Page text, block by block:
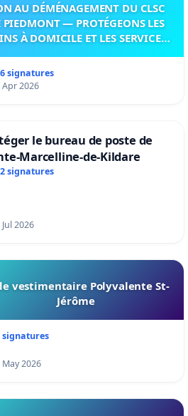
AU DÉMÉNAGEMENT DU CLSC
PIEDMONT — PROTÉGEONS LES
À DOMICILE ET LES SERVICES
signatures
Apr 2026
le bureau de poste de
Marcelline-de-Kildare
signatures
Jul 2026
vestimentaire Polyvalente St-
Jérôme
signatures
May 2026